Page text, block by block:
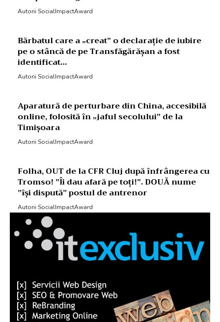
Autorii SocialImpactAward
Bărbatul care a „creat” o declarație de iubire
pe o stâncă de pe Transfăgărășan a fost
identificat…
Autorii SocialImpactAward
Aparatură de perturbare din China, accesibilă
online, folosită în „jaful secolului” de la
Timișoara
Autorii SocialImpactAward
Folha, OUT de la CFR Cluj după înfrângerea cu
Tromso! ”Îi dau afară pe toți!”. DOUĂ nume
”își dispută” postul de antrenor
Autorii SocialImpactAward